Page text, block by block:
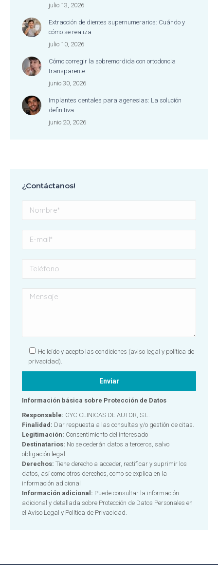
julio 13, 2026
Extracción de dientes supernumerarios: Cuándo y
cómo se realiza
julio 10, 2026
Cómo corregir la sobremordida con ortodoncia
transparente
junio 30, 2026
Implantes dentales para agenesias: La solución
definitiva
junio 20, 2026
¿Contáctanos!
He leído y acepto las condiciones (aviso legal y política de
privacidad).
Información básica sobre Protección de Datos
Responsable: GYC CLINICAS DE AUTOR, S.L.
Finalidad: Dar respuesta a las consultas y/o gestión de citas.
Legitimación: Consentimiento del interesado
Destinatarios: No se cederán datos a terceros, salvo
obligación legal
Derechos: Tiene derecho a acceder, rectificar y suprimir los
datos, así como otros derechos, como se explica en la
información adicional
Información adicional: Puede consultar la información
adicional y detallada sobre Protección de Datos Personales en
el Aviso Legal y Política de Privacidad.